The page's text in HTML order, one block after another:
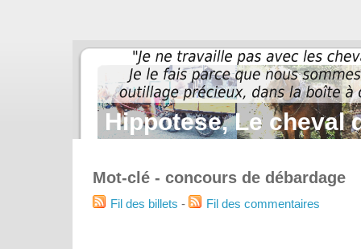
Hippotese, Le cheval
Mot-clé - concours de débardage
Fil des billets - Fil des commentaires